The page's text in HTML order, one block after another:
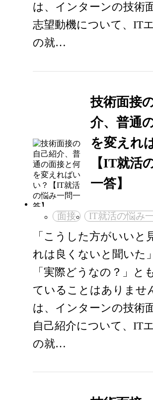
は、インターンの技術
志望動機について、IT
の就…
技術面接
介、普通
を変えれ
【IT就活
一答】
面接 IT就活の悩み
「こうした方がいいと
れは良くないと聞いた
「実際どうなの？」と
ていることはありませ
は、インターンの技術
自己紹介について、IT
の就…